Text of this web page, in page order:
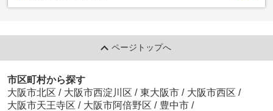
ページトップへ
市区町村から探す
大阪市北区 / 大阪市西淀川区 / 東大阪市 / 大阪市西区 /
大阪市天王寺区 / 大阪市阿倍野区 / 豊中市 /